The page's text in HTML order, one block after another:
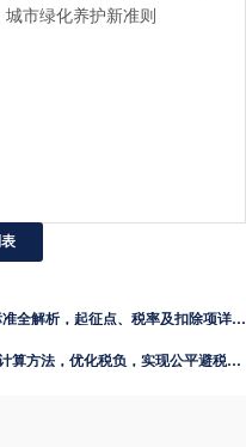
城市绿化养护新准则
上一篇：【国樽律所】2024年最新个税扣除标准全解析，起征点、税率及扣除项详细解读
下一篇：【国樽律所】全面解析新个人所得税计算方法，优化税负，实现公平避税策略